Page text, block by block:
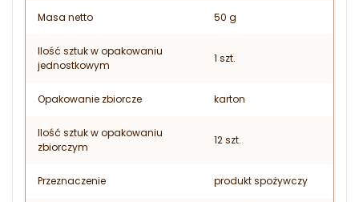
Masa netto 50 g
Ilość sztuk w opakowaniu
jednostkowym
1 szt.
Opakowanie zbiorcze karton
Ilość sztuk w opakowaniu
zbiorczym
12 szt.
Przeznaczenie produkt spożywczy